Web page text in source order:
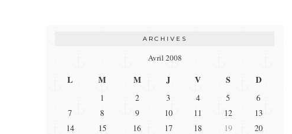
ARCHIVES
Avril 2008
L M M J V S D
1 2 3 4 5
6
7
8 9 10 11 12
13
14
15 16 17 18 19
20